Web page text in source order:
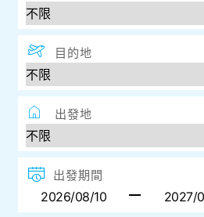
目的地
出發地
出發期間